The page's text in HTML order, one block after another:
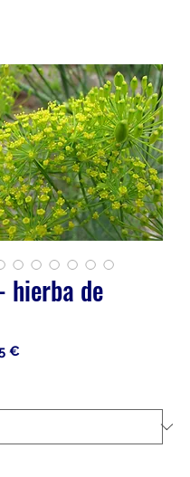
hierba de
€Precio